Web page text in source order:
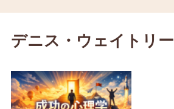
デニス・ウェイトリー